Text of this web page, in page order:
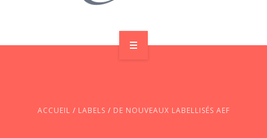
ACCUEIL / LABELS / DE NOUVEAUX LABELLISÉS AEF